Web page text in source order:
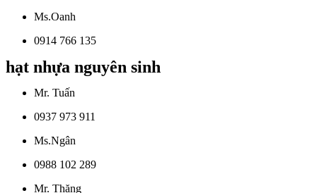
Ms.Oanh
0914 766 135
hạt nhựa nguyên sinh
Mr. Tuấn
0937 973 911
Ms.Ngân
0988 102 289
Mr. Thăng